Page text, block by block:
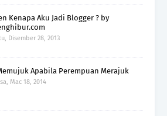
Kenapa Aku Jadi Blogger ? by
Disember 28, 2013
Apabila Perempuan Merajuk
Mac 18, 2014